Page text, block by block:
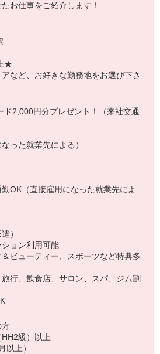
お仕事をご紹介します！
★
など、お好きな勤務地をお選び下さ
2,000円分プレゼント！（来社交通
った就業先による）
OK（直接雇用になった就業先によ
）
ョン利用可能
ビューティー、スポーツなど特典多
旅行、飲食店、サロン、スパ、ジム割
方
級）以上
以上）